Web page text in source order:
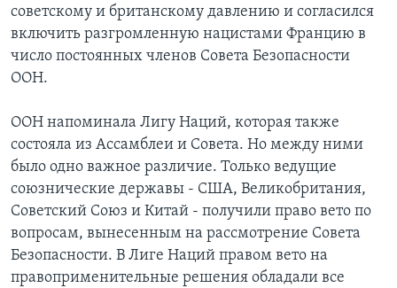
советскому и британскому давлению и согласился
включить разгромленную нацистами Францию в
число постоянных членов Совета Безопасности
ООН.
ООН напоминала Лигу Наций, которая также
состояла из Ассамблеи и Совета. Но между ними
было одно важное различие. Только ведущие
союзнические державы - США, Великобритания,
Советский Союз и Китай - получили право вето по
вопросам, вынесенным на рассмотрение Совета
Безопасности. В Лиге Наций правом вето на
правоприменительные решения обладали все